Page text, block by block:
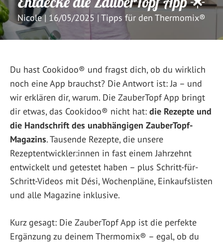
Nicole| 16/05/2025 | Tipps für den Thermomix®
Du hast Cookidoo® und fragst dich, ob du wirklich
noch eine App brauchst? Die Antwort ist: Ja – und
wir erklären dir, warum. Die ZauberTopf App bringt
dir etwas, das Cookidoo® nicht hat: die Rezepte und
die Handschrift des unabhängigen ZauberTopf-
Magazins. Tausende Rezepte, die unsere
Rezeptentwickler:innen in fast einem Jahrzehnt
entwickelt und getestet haben – plus Schritt-für-
Schritt-Videos mit Dési, Wochenpläne, Einkaufslisten
und alle Magazine inklusive.
Kurz gesagt: Die ZauberTopf App ist die perfekte
Ergänzung zu deinem Thermomix® – egal, ob du